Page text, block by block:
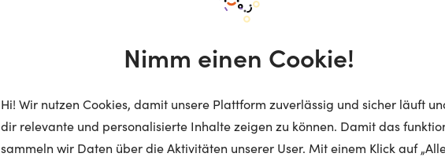
Nimm einen Cookie!
Hi! Wir nutzen Cookies, damit unsere Plattform zuverlässig und sicher läuft
dir relevante und personalisierte Inhalte zeigen zu können. Damit das
sammeln wir Daten über die Aktivitäten unserer User. Mit einem Klick auf